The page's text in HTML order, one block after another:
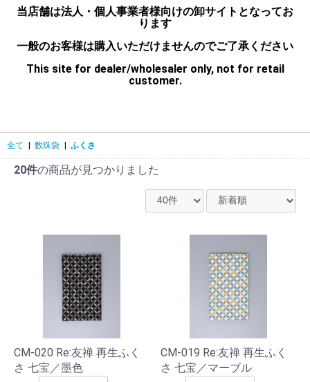
当店舗は法人・個人事業者様向けの卸サイトとなってお
ります
一般のお客様は購入いただけませんのでご了承ください
This site for dealer/wholesaler only, not for retail
customer.
全て 数珠袋 ふくさ
20件の商品が見つかりました
CM-020 Re:友禅 再生ふく
さ 七宝／墨色
CM-019 Re:友禅 再生ふく
さ 七宝／マーブル